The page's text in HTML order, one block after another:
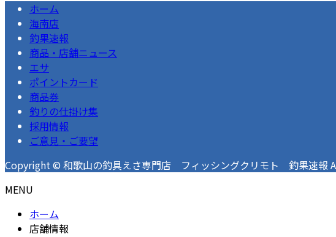
ホーム
海南店
釣果速報
商品・店舗ニュース
エサ
ポイントカード
商品券
釣りの仕掛け集
採用情報
ご意見・ご要望
Copyright © 和歌山の釣具えさ専門店 フィッシングクリモト 釣果速報
MENU
ホーム
店舗情報